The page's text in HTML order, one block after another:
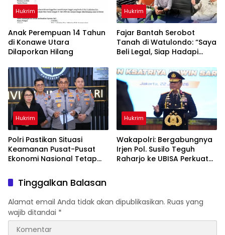
Hukrim
Anak Perempuan 14 Tahun
di Konawe Utara
Dilaporkan Hilang
Hukrim
‎Fajar Bantah Serobot
Tanah di Watulondo: “Saya
Beli Legal, Siap Hadapi
Hukrim
Polri Pastikan Situasi
Keamanan Pusat-Pusat
Ekonomi Nasional Tetap
Hukrim
Wakapolri: Bergabungnya
Irjen Pol. Susilo Teguh
Raharjo ke UBISA Perkuat
Tinggalkan Balasan
Alamat email Anda tidak akan dipublikasikan. Ruas yang
wajib ditandai *